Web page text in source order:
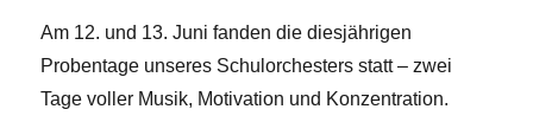
Am 12. und 13. Juni fanden die diesjährigen
Probentage unseres Schulorchesters statt – zwei
Tage voller Musik, Motivation und Konzentration.